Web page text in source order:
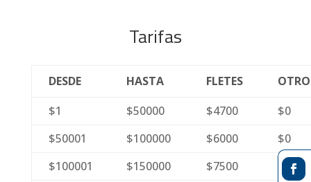
Tarifas
DESDE HASTA FLETES
$1
$50000 $4700
$0
$50001
$100000 $6000
$0
$100001
$150000 $7500
$0